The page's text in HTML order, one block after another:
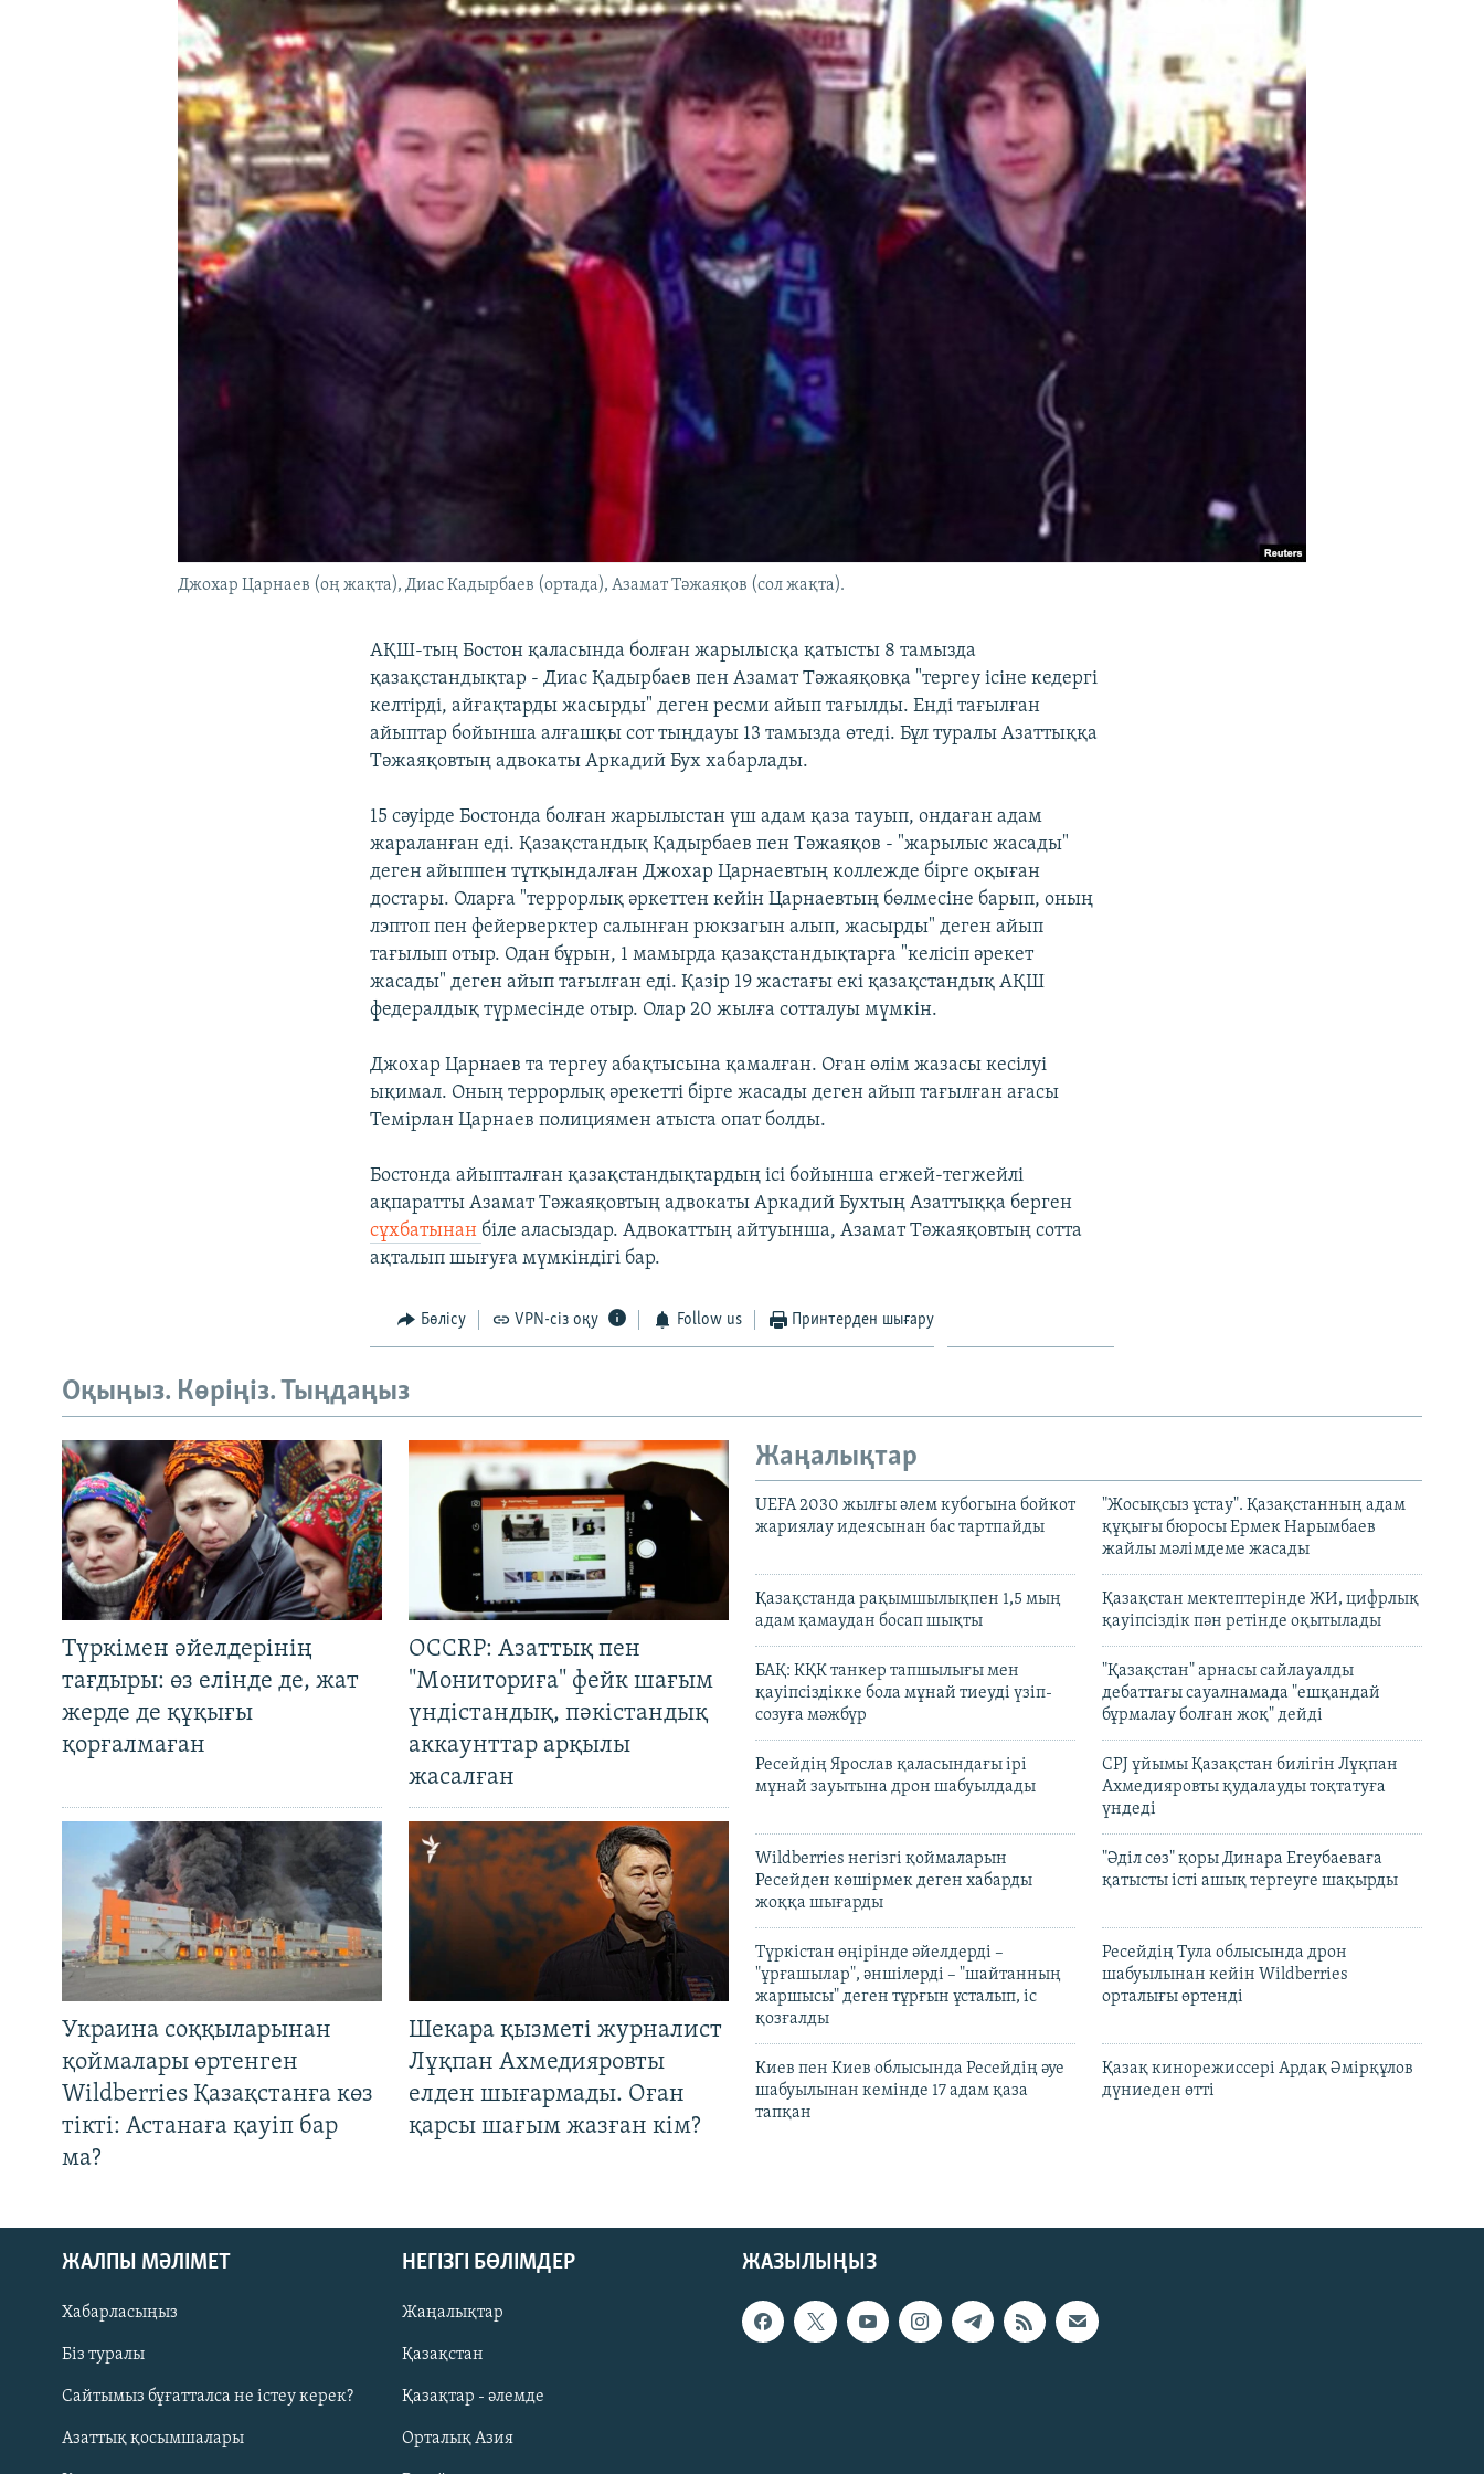
Русский
ЖАЗЫЛЫҢЫЗ
Джохар Царнаев (оң жақта), Диас Кадырбаев (ортада), Азамат Тәжаяқов (сол жақта).
АҚШ-тың Бостон қаласында болған жарылысқа қатысты 8 тамызда
қазақстандықтар - Диас Қадырбаев пен Азамат Тәжаяқовқа "тергеу ісіне кедергі
келтірді, айғақтарды жасырды" деген ресми айып тағылды. Енді тағылған
айыптар бойынша алғашқы сот тыңдауы 13 тамызда өтеді. Бұл туралы Азаттыққа
Тәжаяқовтың адвокаты Аркадий Бух хабарлады.
15 сәуірде Бостонда болған жарылыстан үш адам қаза тауып, ондаған адам
жараланған еді. Қазақстандық Қадырбаев пен Тәжаяқов - "жарылыс жасады"
деген айыппен тұтқындалған Джохар Царнаевтың коллежде бірге оқыған
достары. Оларға "террорлық әркеттен кейін Царнаевтың бөлмесіне барып, оның
лэптоп пен фейерверктер салынған рюкзагын алып, жасырды" деген айып
тағылып отыр. Одан бұрын, 1 мамырда қазақстандықтарға "келісіп әрекет
жасады" деген айып тағылған еді. Қазір 19 жастағы екі қазақстандық АҚШ
федералдық түрмесінде отыр. Олар 20 жылға сотталуы мүмкін.
Джохар Царнаев та тергеу абақтысына қамалған. Оған өлім жазасы кесілуі
ықимал. Оның террорлық әрекетті бірге жасады деген айып тағылған ағасы
Темірлан Царнаев полициямен атыста опат болды.
Бостонда айыпталған қазақстандықтардың ісі бойынша егжей-тегжейлі
ақпаратты Азамат Тәжаяқовтың адвокаты Аркадий Бухтың Азаттыққа берген
сұхбатынан біле аласыздар. Адвокаттың айтуынша, Азамат Тәжаяқовтың сотта
ақталып шығуға мүмкіндігі бар.
Бөлісу VPN-сіз оқу Follow us Принтерден шығару
Оқыңыз. Көріңіз. Тыңдаңыз
Түркімен әйелдерінің
тағдыры: өз елінде де, жат
жерде де құқығы
қорғалмаған
OCCRP: Азаттық пен
"Мониториға" фейк шағым
үндістандық, пәкістандық
аккаунттар арқылы
жасалған
Украина соққыларынан
қоймалары өртенген
Wildberries Қазақстанға көз
тікті: Астанаға қауіп бар
ма?
Шекара қызметі журналист
Лұқпан Ахмедияровты
елден шығармады. Оған
қарсы шағым жазған кім?
Жаңалықтар
UEFA 2030 жылғы әлем кубогына бойкот
жариялау идеясынан бас тартпайды
"Жосықсыз ұстау". Қазақстанның адам
құқығы бюросы Ермек Нарымбаев
жайлы мәлімдеме жасады
Қазақстанда рақымшылықпен 1,5 мың
адам қамаудан босап шықты
Қазақстан мектептерінде ЖИ, цифрлық
қауіпсіздік пән ретінде оқытылады
БАҚ: КҚК танкер тапшылығы мен
қауіпсіздікке бола мұнай тиеуді үзіп-
созуға мәжбүр
"Қазақстан" арнасы сайлауалды
дебаттағы сауалнамада "ешқандай
бұрмалау болған жоқ" дейді
Ресейдің Ярослав қаласындағы ірі
мұнай зауытына дрон шабуылдады
CPJ ұйымы Қазақстан билігін Лұқпан
Ахмедияровты қудалауды тоқтатуға
үндеді
Wildberries негізгі қоймаларын
Ресейден көшірмек деген хабарды
жоққа шығарды
"Әділ сөз" қоры Динара Егеубаеваға
қатысты істі ашық тергеуге шақырды
Түркістан өңірінде әйелдерді –
"ұрғашылар", әншілерді – "шайтанның
жаршысы" деген тұрғын ұсталып, іс
қозғалды
Ресейдің Тула облысында дрон
шабуылынан кейін Wildberries
орталығы өртенді
Киев пен Киев облысында Ресейдің әуе
шабуылынан кемінде 17 адам қаза
тапқан
Қазақ кинорежиссері Ардақ Әмірқұлов
дүниеден өтті
ЖАЗЫЛЫҢЫЗ
ЖАЛПЫ МӘЛІМЕТ
Хабарласыңыз
Біз туралы
Сайтымыз бұғатталса не істеу керек?
Азаттық қосымшалары
НЕГІЗГІ БӨЛІМДЕР
Жаңалықтар
Қазақстан
Қазақтар - әлемде
Орталық Азия